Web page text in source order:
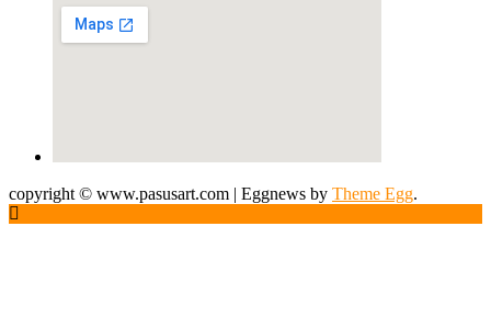
copyright © www.pasusart.com | Eggnews by Theme Egg.